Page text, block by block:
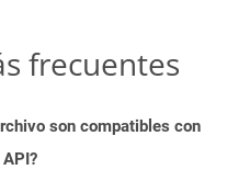
frecuentes
son compatibles con